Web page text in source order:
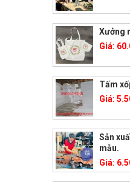
Xưởng
Giá:
Tấm
Giá:
Sản
mẫu.
Giá: